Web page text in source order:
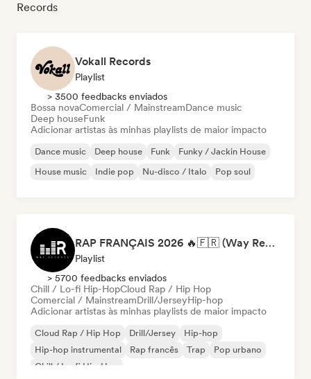
Records
Vokall Records
Playlist
> 3500 feedbacks enviados
Bossa novaComercial / MainstreamDance music
Deep houseFunk
Adicionar artistas às minhas playlists de maior impacto
Dance music Deep house Funk
Funky / Jackin House
House music
Indie pop Nu-disco / Italo Pop soul
RAP FRANÇAIS 2026 🔥🇫🇷 (Way Records)
Playlist
> 5700 feedbacks enviados
Chill / Lo-fi Hip-HopCloud Rap / Hip Hop
Comercial / MainstreamDrill/JerseyHip-hop
Adicionar artistas às minhas playlists de maior impacto
Cloud Rap / Hip Hop Drill/Jersey
Hip-hop
Hip-hop instrumental
Rap francês Trap
Pop urbano
Chill / Lo-fi Hip-Hop